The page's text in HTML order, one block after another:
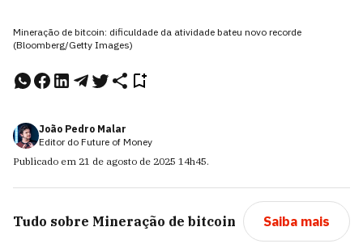
Mineração de bitcoin: dificuldade da atividade bateu novo recorde
(Bloomberg/Getty Images)
João Pedro Malar
Editor do Future of Money
Publicado em 21 de agosto de 2025 14h45.
Tudo sobre Mineração de bitcoin Saiba mais